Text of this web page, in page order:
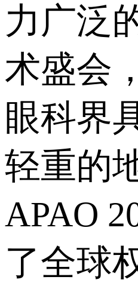
力广泛
术盛会
眼科界
轻重的
APAO
了全球